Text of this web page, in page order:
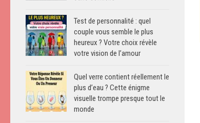
Test de personnalité : quel
couple vous semble le plus
heureux ? Votre choix révèle
votre vision de l’amour
Quel verre contient réellement le
plus d’eau ? Cette énigme
visuelle trompe presque tout le
monde